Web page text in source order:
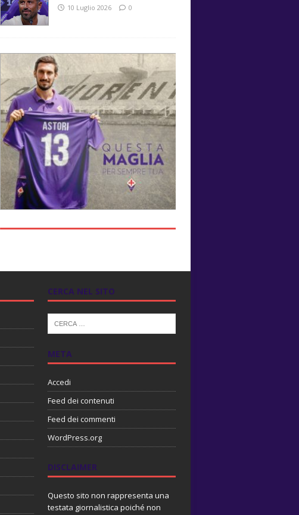
10 Luglio 2026 0
CERCA NEL SITO
META
Accedi
Feed dei contenuti
Feed dei commenti
WordPress.org
DISCLAIMER
Questo sito non rappresenta una
testata giornalistica poiché non